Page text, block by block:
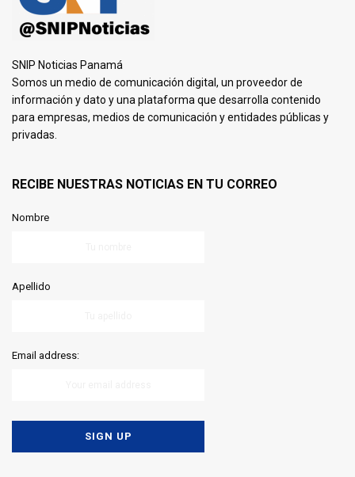
SNIP Noticias Panamá
Somos un medio de comunicación digital, un proveedor de
información y dato y una plataforma que desarrolla contenido
para empresas, medios de comunicación y entidades públicas y
privadas.
RECIBE NUESTRAS NOTICIAS EN TU CORREO
Nombre
Apellido
Email address: